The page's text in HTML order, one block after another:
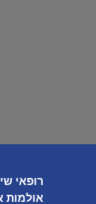
רופאי
אולמות